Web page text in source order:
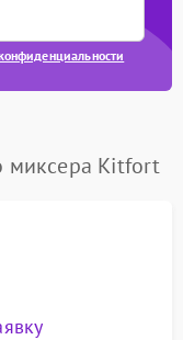
миксера Kitfort